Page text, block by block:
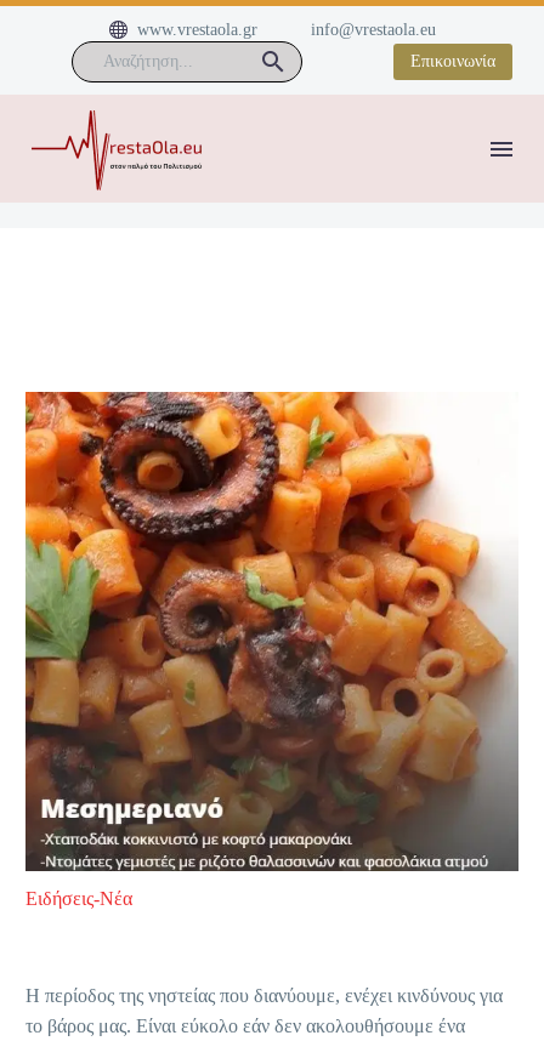

 www.vrestaola.gr
info@vrestaola.eu
Επικοινωνία
Ειδήσεις-Νέα
Η περίοδος της νηστείας που διανύουμε, ενέχει κινδύνους για
το βάρος μας. Είναι εύκολο εάν δεν ακολουθήσουμε ένα